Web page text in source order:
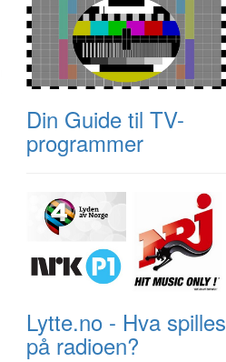
Din Guide til TV-
programmer
Lytte.no - Hva spilles
på radioen?